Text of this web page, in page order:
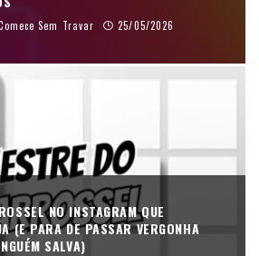
Sem Travar 25/05/2026
NO INSTAGRAM QUE
(E PARA DE PASSAR VERGONHA
SALVA)